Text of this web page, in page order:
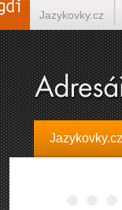
Jazykovky.cz
Jazykovky.cz
Španělština on-